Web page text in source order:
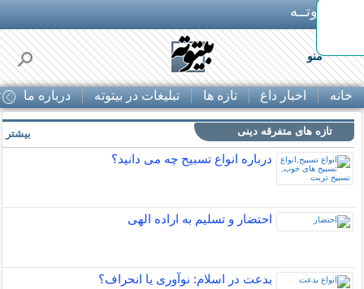
بـیتوتــه
منو
خانه اخبار داغ تازه ها تبلیغات در بیتوته درباره ما
تازه های متفرقه دینی
درباره انواع تسبیح چه می دانید؟
احتضار و تسلیم به اراده الهی
بدعت در اسلام: نوآوری یا انحراف؟
بیشتر